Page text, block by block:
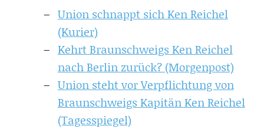
Union schnappt sich Ken Reichel
(Kurier)
Kehrt Braunschweigs Ken Reichel
nach Berlin zurück? (Morgenpost)
Union steht vor Verpflichtung von
Braunschweigs Kapitän Ken Reichel
(Tagesspiegel)